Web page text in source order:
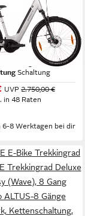
Trekkingrad
easy (Wave)
Motor
Schaltung
UVP 2.750,00 €
in 48 Raten
6-8 Werktagen bei dir
E-Bike Trekkingrad
Trekkingrad Deluxe
(Wave), 8 Gang
ALTUS-8 Gänge
Kettenschaltung,